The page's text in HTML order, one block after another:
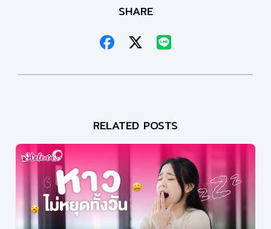
SHARE
RELATED POSTS